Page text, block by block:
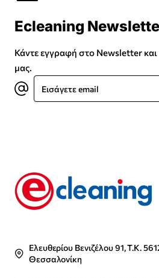
Ecleaning
Κάντε εγγραφή στο Newsletter και
μας.
Εισάγετε
email
Ελευθερίου Βενιζέλου 91, Τ.Κ.
Θεσσαλονίκη